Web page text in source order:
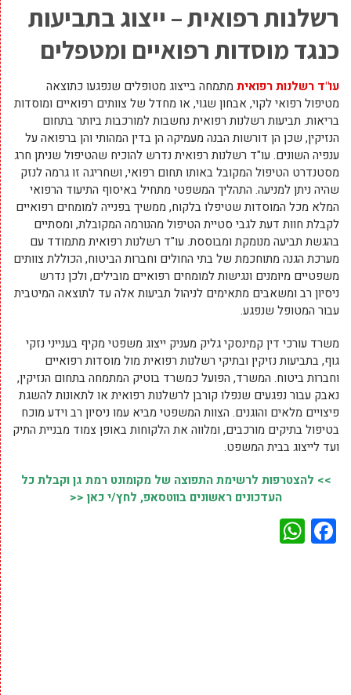
רשלנות רפואית – ייצוג בתביעות
כנגד מוסדות רפואיים ומטפלים
עו"ד רשלנות רפואית מתמחה בייצוג מטופלים שנפגעו כתוצאה
מטיפול רפואי לקוי, אבחון שגוי, או מחדל של צוותים רפואיים ומוסדות
בריאות. תביעות רשלנות רפואית נחשבות למורכבות ביותר בתחום
הנזיקין, שכן הן דורשות הבנה מעמיקה הן בדין המהותי והן ברפואה על
ענפיה השונים. עו"ד רשלנות רפואית נדרש להוכיח שהטיפול שניתן חרג
מסטנדרט הטיפול המקובל באותו תחום רפואי, ושחריגה זו גרמה לנזק
שהיה ניתן למניעה. התהליך המשפטי מתחיל באיסוף התיעוד הרפואי
המלא מכל המוסדות שטיפלו בלקוח, ממשיך בפנייה למומחים רפואיים
לקבלת חוות דעת לגבי סטיית הטיפול מהנורמה המקובלת, ומסתיים
בהגשת תביעה מנומקת ומבוססת. עו"ד רשלנות רפואית מתמודד עם
מערכת הגנה מתוחכמת של בתי החולים וחברות הביטוח, הכוללת צוותים
משפטיים מיומנים ונגישות למומחים רפואיים מובילים, ולכן נדרש
ניסיון רב ומשאבים מתאימים לניהול תביעות אלה עד לתוצאה המיטבית
עבור המטופל שנפגע.
משרד עורכי דין קמינסקי גליק מעניק ייצוג משפטי מקיף בענייני נזקי
גוף, בתביעות נזיקין ובתיקי רשלנות רפואית מול מוסדות רפואיים
וחברות ביטוח. המשרד, הפועל כמשרד בוטיק המתמחה בתחום הנזיקין,
נאבק עבור נפגעים שנפלו קורבן לרשלנות רפואית או לתאונות להשגת
פיצויים מלאים והוגנים. הצוות המשפטי מביא עמו ניסיון רב וידע מוכח
בטיפול בתיקים מורכבים, ומלווה את הלקוחות באופן צמוד מבניית התיק
ועד לייצוג בבית המשפט.
>> להצטרפות לרשימת התפוצה של מקומונט רמת גן וקבלת כל
העדכונים ראשונים בווטסאפ, לחץ/י כאן <<
Facebook